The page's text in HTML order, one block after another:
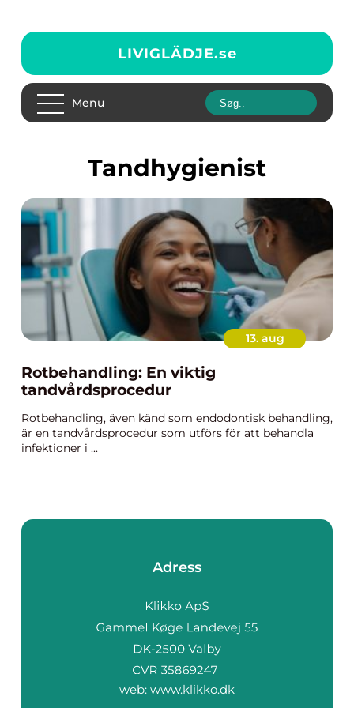
LIVIGLÄDJE.se
Menu
tandhygienist
13. aug
Rotbehandling: En viktig
tandvårdsprocedur
Rotbehandling, även känd som endodontisk behandling,
är en tandvårdsprocedur som utförs för att behandla
infektioner i ...
Adress
web: www.klikko.dk